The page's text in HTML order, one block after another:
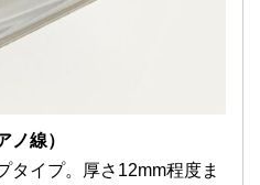
ノ線）
タイプ。厚さ12mm程度ま